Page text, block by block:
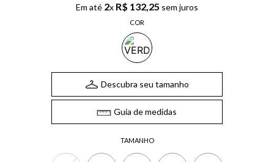
Em até 2x R$ 132,25 sem juros
COR
TAMANHO
Descubra seu tamanho
Guia de medidas